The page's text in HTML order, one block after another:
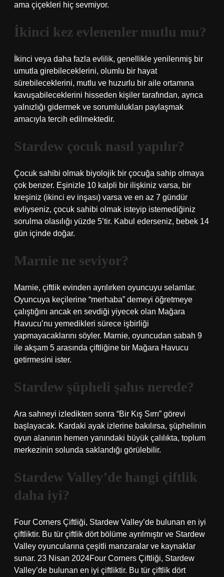
ama çiçekleri hiç sevmiyor.
İkinci kez evlenenler mutlu mu?
İkinci veya daha fazla evlilik, genellikle yenilenmiş bir
umutla girebileceklerini, olumlu bir hayat
sürebileceklerini, mutlu ve huzurlu bir aile ortamına
kavuşabileceklerini hisseden kişiler tarafından, ayrıca
yalnızlığı gidermek ve sorumlulukları paylaşmak
amacıyla tercih edilmektedir.
Stardew çocuk nasıl yapılır?
Çocuk sahibi olmak biyolojik bir çocuğa sahip olmaya
çok benzer. Eşinizle 10 kalpli bir ilişkiniz varsa, bir
kreşiniz (ikinci ev inşası) varsa ve en az 7 gündür
evliyseniz, çocuk sahibi olmak isteyip istemediğiniz
sorulma olasılığı yüzde 5’tir. Kabul ederseniz, bebek 14
gün içinde doğar.
Marnie ne seviyor?
Marnie, çiftlik evinden ayrılırken oyuncuyu selamlar.
Oyuncuya keçilerine “merhaba” demeyi öğretmeye
çalıştığını ancak en sevdiği yiyecek olan Mağara
Havucu’nu yemedikleri sürece işbirliği
yapmayacaklarını söyler. Marnie, oyuncudan sabah 9
ile akşam 5 arasında çiftliğine bir Mağara Havucu
getirmesini ister.
Stardew şüpheli şahıs nerede?
Ara sahneyi izledikten sonra “Bir Kış Sırrı” görevi
başlayacak. Kardaki ayak izlerine bakılırsa, şüphelinin
oyun alanının hemen yanındaki büyük çalılıkta, toplum
merkezinin solunda saklandığı görülebilir.
Stardew Valley’de hangi çiftlik
daha iyi?
Four Corners Çiftliği, Stardew Valley’de bulunan en iyi
çiftliktir. Bu tür çiftlik dört bölüme ayrılmıştır ve Stardew
Valley oyuncularına çeşitli manzaralar ve kaynaklar
sunar. 23 Nisan 2024Four Corners Çiftliği, Stardew
Valley’de bulunan en iyi çiftliktir. Bu tür çiftlik dört